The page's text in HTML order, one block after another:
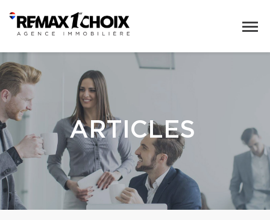
ARTICLES